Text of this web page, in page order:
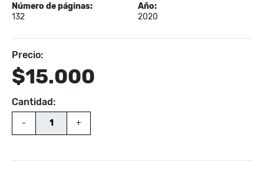
Número de páginas:
132
Año:
2020
Precio:
$15.000
Cantidad:
- +